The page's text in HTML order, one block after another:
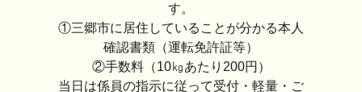
す。
①三郷市に居住していることが分かる本人
確認書類（運転免許証等）
②手数料（10㎏あたり200円）
当日は係員の指示に従って受付・軽量・ご